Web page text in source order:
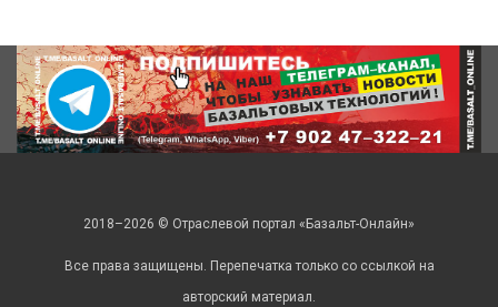
2018–2026 © Отраслевой портал «Базальт-Онлайн»
Все права защищены. Перепечатка только со ссылкой на
авторский материал.